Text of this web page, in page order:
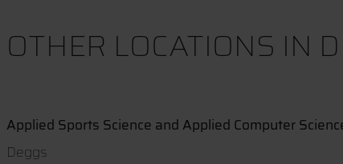
OTHER LOCATIONS IN
Applied Sports Science and Applied Computer
Deggs